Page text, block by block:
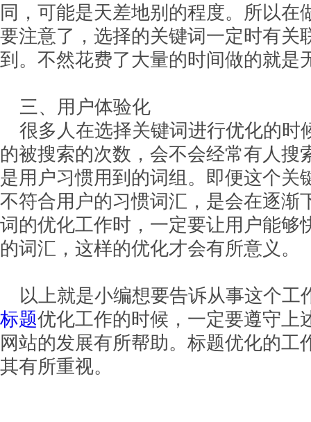
同，可能是天差地别的程度。所以在
要注意了，选择的关键词一定时有关
到。不然花费了大量的时间做的就是
三、用户体验化
很多人在选择关键词进行优化的时
的被搜索的次数，会不会经常有人搜
是用户习惯用到的词组。即便这个关
不符合用户的习惯词汇，是会在逐渐
词的优化工作时，一定要让用户能够
的词汇，这样的优化才会有所意义。
以上就是小编想要告诉从事这个工
标题优化工作的时候，一定要遵守上
网站的发展有所帮助。标题优化的工
其有所重视。